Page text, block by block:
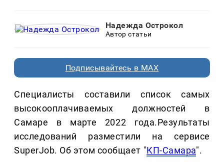
Надежда Острокол
Автор статьи
Подписывайтесь в MAX
Специалисты составили список самых
высокооплачиваемых должностей в
Самаре в марте 2022 года.Результаты
исследований разместили на сервисе
SuperJob. Об этом сообщает "КП-Самара".